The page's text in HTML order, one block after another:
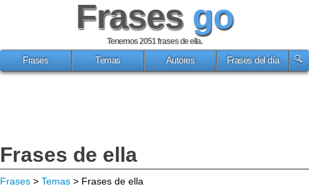
Frases go
Tenemos 2051frases de ella.
Frases
Temas Autores Frases del día
Frases de ella
Frases > Temas > Frases de ella